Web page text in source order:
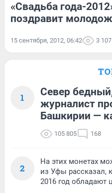
«Свадьба года-
поздравит
15 сентября, 2012, 06:42 3 107
1
Север
журналист
Башкирии —
105 805 168
2
На этих монетах
из Уфы рассказал,
2016 год обладают